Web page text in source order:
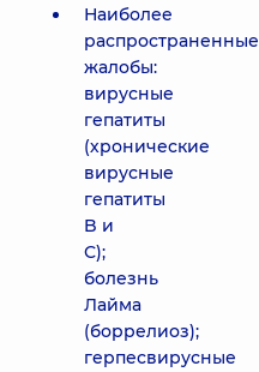
Наиболее
распространенные
жалобы:
вирусные
гепатиты
(хронические
вирусные
гепатиты
B и
С);
болезнь
Лайма
(боррелиоз);
герпесвирусные